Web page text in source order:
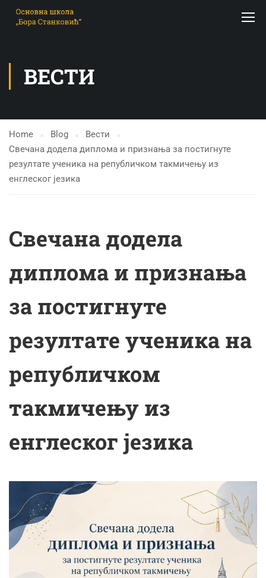
ВЕСТИ
Home Blog
Вести
Свечана додела диплома и признања за постигнуте
резултате ученикa на републичком такмичењу из
енглеског језика
Свечана додела
диплома и признања
за постигнуте
резултате ученикa на
републичком
такмичењу из
енглеског језика